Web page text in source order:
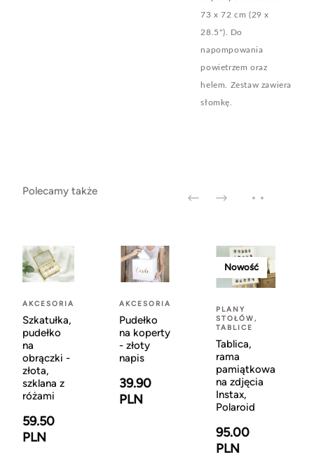
73 x 72 cm (29 x
28.5''). Do
napompowania
powietrzem oraz
helem. Zestaw zawiera
słomkę.
Polecamy także
AKCESORIA
Szkatułka,
pudełko
na
obrączki -
złota,
szklana z
różami
59.50
PLN
AKCESORIA
Pudełko
na koperty
- złoty
napis
39.90
PLN
Nowość
PLANY
STOŁÓW,
TABLICE
Tablica,
rama
pamiątkowa
na zdjęcia
Instax,
Polaroid
95.00
PLN